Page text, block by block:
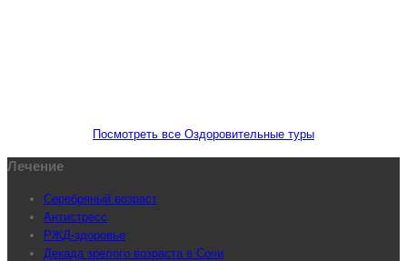
Посмотреть все Оздоровительные туры
Лечение
Серебряный возраст
Антистресс
РЖД-здоровье
Декада зрелого возраста в Сочи